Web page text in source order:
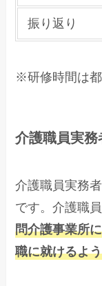
振り返り
※研修時間は
介護職員実務
介護職員実務
です。介護職
問介護事業所
職に就けるよ